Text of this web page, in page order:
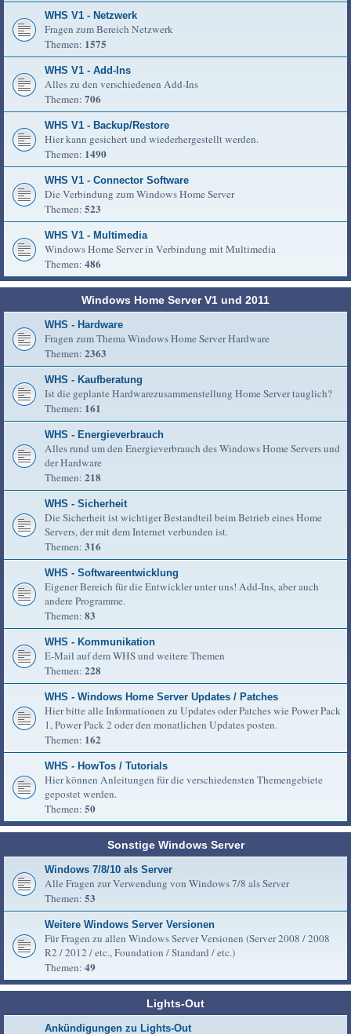
WHS V1 - Netzwerk
Fragen zum Bereich Netzwerk
Themen: 1575
WHS V1 - Add-Ins
Alles zu den verschiedenen Add-Ins
Themen: 706
WHS V1 - Backup/Restore
Hier kann gesichert und wiederhergestellt werden.
Themen: 1490
WHS V1 - Connector Software
Die Verbindung zum Windows Home Server
Themen: 523
WHS V1 - Multimedia
Windows Home Server in Verbindung mit Multimedia
Themen: 486
Windows Home Server V1 und 2011
WHS - Hardware
Fragen zum Thema Windows Home Server Hardware
Themen: 2363
WHS - Kaufberatung
Ist die geplante Hardwarezusammenstellung Home Server tauglich?
Themen: 161
WHS - Energieverbrauch
Alles rund um den Energieverbrauch des Windows Home Servers und
der Hardware
Themen: 218
WHS - Sicherheit
Die Sicherheit ist wichtiger Bestandteil beim Betrieb eines Home
Servers, der mit dem Internet verbunden ist.
Themen: 316
WHS - Softwareentwicklung
Eigener Bereich für die Entwickler unter uns! Add-Ins, aber auch
andere Programme.
Themen: 83
WHS - Kommunikation
E-Mail auf dem WHS und weitere Themen
Themen: 228
WHS - Windows Home Server Updates / Patches
Hier bitte alle Informationen zu Updates oder Patches wie Power Pack
1, Power Pack 2 oder den monatlichen Updates posten.
Themen: 162
WHS - HowTos / Tutorials
Hier können Anleitungen für die verschiedensten Themengebiete
gepostet werden.
Themen: 50
Sonstige Windows Server
Windows 7/8/10 als Server
Alle Fragen zur Verwendung von Windows 7/8 als Server
Themen: 53
Weitere Windows Server Versionen
Für Fragen zu allen Windows Server Versionen (Server 2008 / 2008
R2 / 2012 / etc., Foundation / Standard / etc.)
Themen: 49
Lights-Out
Ankündigungen zu Lights-Out